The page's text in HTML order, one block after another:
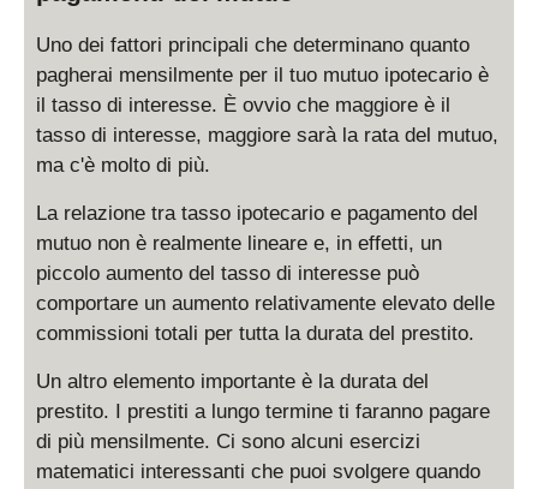
Uno dei fattori principali che determinano quanto
pagherai mensilmente per il tuo mutuo ipotecario è
il tasso di interesse. È ovvio che maggiore è il
tasso di interesse, maggiore sarà la rata del mutuo,
ma c'è molto di più.
La relazione tra tasso ipotecario e pagamento del
mutuo non è realmente lineare e, in effetti, un
piccolo aumento del tasso di interesse può
comportare un aumento relativamente elevato delle
commissioni totali per tutta la durata del prestito.
Un altro elemento importante è la durata del
prestito. I prestiti a lungo termine ti faranno pagare
di più mensilmente. Ci sono alcuni esercizi
matematici interessanti che puoi svolgere quando